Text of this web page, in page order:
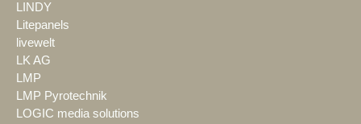
LINDY
Litepanels
livewelt
LK AG
LMP
LMP Pyrotechnik
LOGIC media solutions